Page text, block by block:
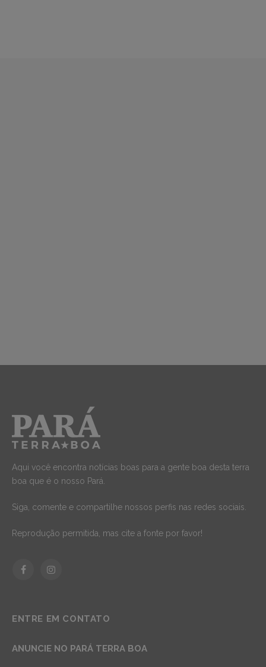
Aqui você encontra notícias boas para a gente boa desta terra
boa que é o nosso Pará.
Siga, comente e compartilhe nossos perfis nas redes sociais.
Reprodução permitida, mas cite a fonte por favor!
FacebookInstagram
ENTRE EM CONTATO
ANUNCIE NO PARÁ TERRA BOA